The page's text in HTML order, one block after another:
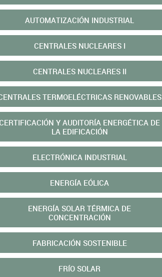
AUTOMATIZACIÓN INDUSTRIAL
CENTRALES NUCLEARES I
CENTRALES NUCLEARES II
TERMOELÉCTRICAS RENOVABLES
Y AUDITORÍA ENERGÉTICA DE
LA EDIFICACIÓN
ELECTRÓNICA INDUSTRIAL
ENERGÍ­A EÓLICA
ENERGÍ­A SOLAR TÉRMICA DE
CONCENTRACIÓN
FABRICACIÓN SOSTENIBLE
FRÍO SOLAR